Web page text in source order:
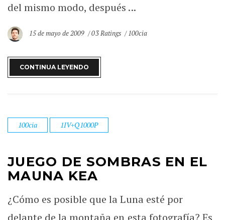
del mismo modo, después ...
15 de mayo de 2009 03 Ratings 100cia
CONTINUA LEYENDO
100cia 1IV+Q1000P
JUEGO DE SOMBRAS EN EL
MAUNA KEA
¿Cómo es posible que la Luna esté por
delante de la montaña en esta fotografía? Es